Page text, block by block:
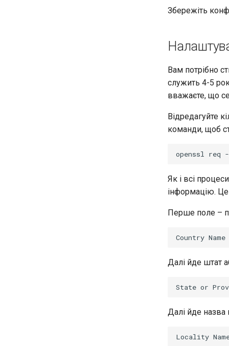
Збережіть
Вам потрібно
служить 4-5
вважаєте, що
Відредагуйте
команди, щоб
openssl req
Як і всі
інформацію.
Перше поле –
Далі йде штат
Далі йде назва